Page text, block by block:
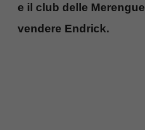
e il club delle
vendere Endrick.